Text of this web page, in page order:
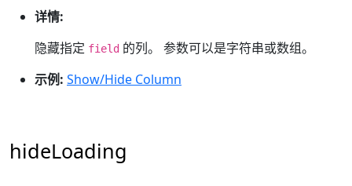
详情:
隐藏指定 field 的列。 参数可以是字符串或数组。
示例: Show/Hide Column
hideLoading